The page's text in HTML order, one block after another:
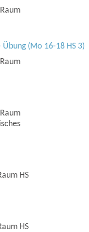
(Mo 16-18 HS 3)
HS
HS